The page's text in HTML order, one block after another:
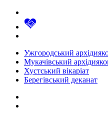
Ужгородський
Мукачівський
Хустський вікаріат
Берегівський деканат